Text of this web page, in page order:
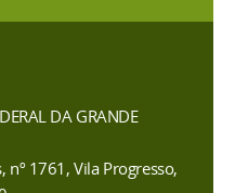
DA GRANDE
nº 1761, Vila Progresso,